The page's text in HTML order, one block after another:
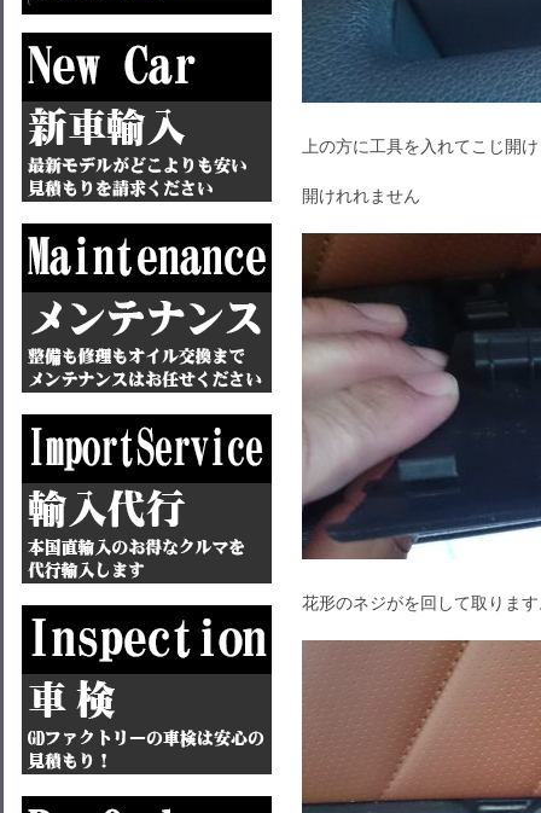
上の方に工具を入れてこじ開
開けれれません
花形のネジがを回して取りま